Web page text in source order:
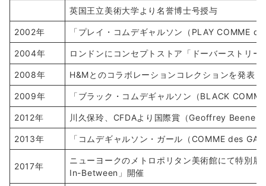
英国王立美術大学より名誉博士号授与
2002年 「プレイ・コムデギャルソン（PLAY COMME
2004年 ロンドンにコンセプトストア「ドーバーストリ
2008年 H&Mとのコラボレーションコレクションを発表
2009年 「ブラック・コムデギャルソン（BLACK
2012年 川久保玲、CFDAより国際賞（Geoffrey Beene
2013年 「コムデギャルソン・ガール（COMME des
2017年
ニューヨークのメトロポリタン美術館にて特
In-Between」開催